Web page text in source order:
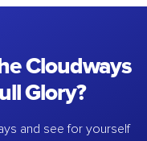
Cloudways
Glory?
and see for yourself